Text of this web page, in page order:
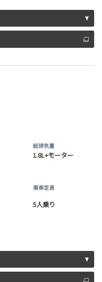
総排気量
1.8L+モーター
乗車定員
5人乗り